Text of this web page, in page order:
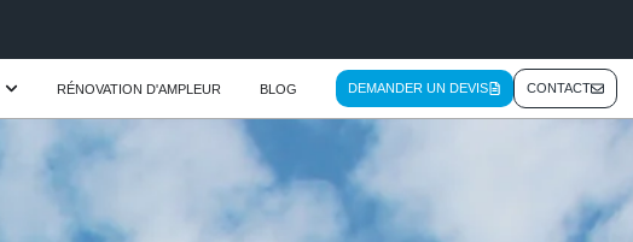
RÉNOVATION D'AMPLEUR BLOG DEMANDER UN DEVIS CONTACT